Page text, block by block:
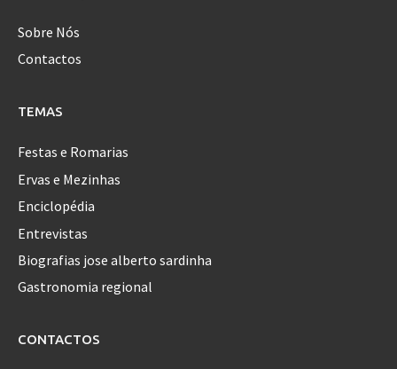
Sobre Nós
Contactos
TEMAS
Festas e Romarias
Ervas e Mezinhas
Enciclopédia
Entrevistas
Biografias jose alberto sardinha
Gastronomia regional
CONTACTOS